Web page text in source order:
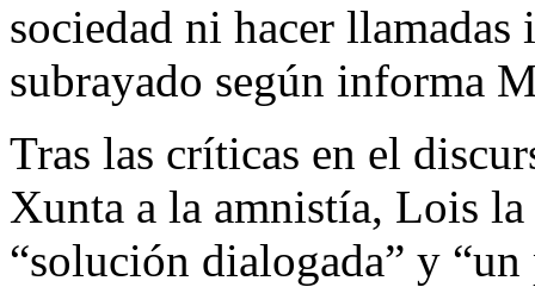
sociedad ni hacer
subrayado según informa
Tras las críticas en el
Xunta a la amnistía, Lois
“solución dialogada” y “un